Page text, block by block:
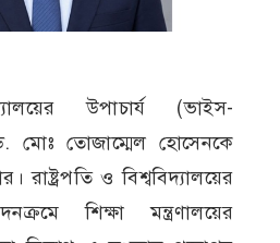
উপাচার্য (ভাইস-
মোঃ তোজাম্মেল হোসেনকে
রাষ্ট্রপতি ও বিশ্ববিদ্যালয়ের
শিক্ষা মন্ত্রণালয়ের